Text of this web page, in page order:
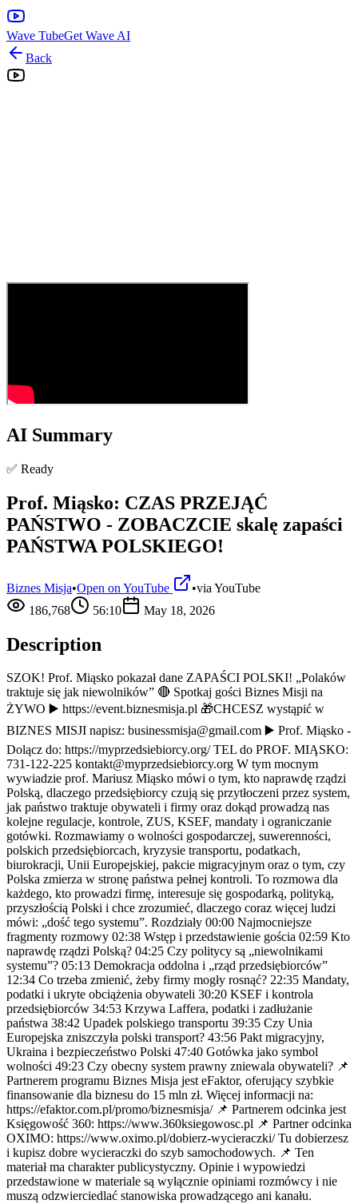
Wave TubeGet Wave AI
Back
AI Summary
✅ Ready
Prof. Miąsko: CZAS PRZEJĄĆ
PAŃSTWO - ZOBACZCIE skalę zapaści
PAŃSTWA POLSKIEGO!
Biznes Misja•Open on YouTube •via YouTube
186,768
56:10 May 18, 2026
Description
SZOK! Prof. Miąsko pokazał dane ZAPAŚCI POLSKI! „Polaków
traktuje się jak niewolników” 🔴 Spotkaj gości Biznes Misji na
ŻYWO ▶️ https://event.biznesmisja.pl 🎁CHCESZ wystąpić w
BIZNES MISJI napisz: businessmisja@gmail.com ▶️ Prof. Miąsko -
Dolącz do: https://myprzedsiebiorcy.org/ TEL do PROF. MIĄSKO:
731-122-225 kontakt@myprzedsiebiorcy.org W tym mocnym
wywiadzie prof. Mariusz Miąsko mówi o tym, kto naprawdę rządzi
Polską, dlaczego przedsiębiorcy czują się przytłoczeni przez system,
jak państwo traktuje obywateli i firmy oraz dokąd prowadzą nas
kolejne regulacje, kontrole, ZUS, KSEF, mandaty i ograniczanie
gotówki. Rozmawiamy o wolności gospodarczej, suwerenności,
polskich przedsiębiorcach, kryzysie transportu, podatkach,
biurokracji, Unii Europejskiej, pakcie migracyjnym oraz o tym, czy
Polska zmierza w stronę państwa pełnej kontroli. To rozmowa dla
każdego, kto prowadzi firmę, interesuje się gospodarką, polityką,
przyszłością Polski i chce zrozumieć, dlaczego coraz więcej ludzi
mówi: „dość tego systemu”. Rozdziały 00:00 Najmocniejsze
fragmenty rozmowy 02:38 Wstęp i przedstawienie gościa 02:59 Kto
naprawdę rządzi Polską? 04:25 Czy politycy są „niewolnikami
systemu”? 05:13 Demokracja oddolna i „rząd przedsiębiorców”
12:34 Co trzeba zmienić, żeby firmy mogły rosnąć? 22:35 Mandaty,
podatki i ukryte obciążenia obywateli 30:20 KSEF i kontrola
przedsiębiorców 34:53 Krzywa Laffera, podatki i zadłużanie
państwa 38:42 Upadek polskiego transportu 39:35 Czy Unia
Europejska zniszczyła polski transport? 43:56 Pakt migracyjny,
Ukraina i bezpieczeństwo Polski 47:40 Gotówka jako symbol
wolności 49:23 Czy obecny system prawny zniewala obywateli? 📌
Partnerem programu Biznes Misja jest eFaktor, oferujący szybkie
finansowanie dla biznesu do 15 mln zł. Więcej informacji na:
https://efaktor.com.pl/promo/biznesmisja/ 📌 Partnerem odcinka jest
Księgowość 360: https://www.360ksiegowosc.pl 📌 Partner odcinka
OXIMO: https://www.oximo.pl/dobierz-wycieraczki/ Tu dobierzesz
i kupisz dobre wycieraczki do szyb samochodowych. 📌 Ten
materiał ma charakter publicystyczny. Opinie i wypowiedzi
przedstawione w materiale są wyłącznie opiniami rozmówcy i nie
muszą odzwierciedlać stanowiska prowadzącego ani kanału.